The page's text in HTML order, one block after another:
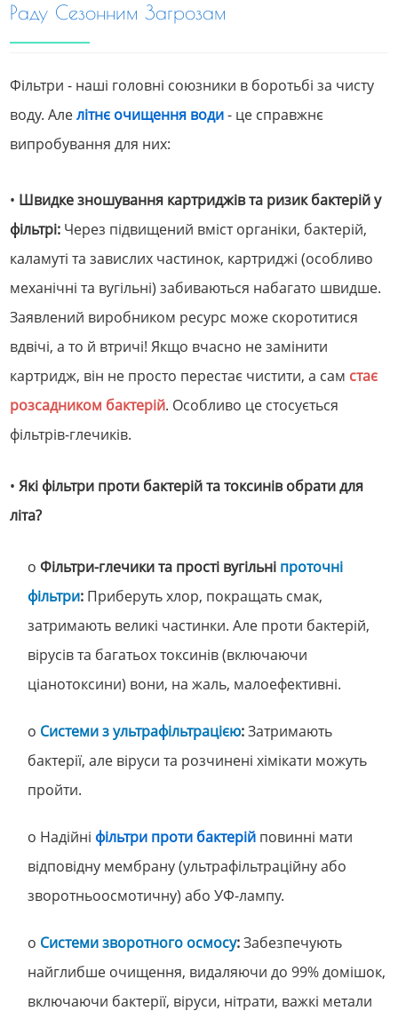
Раду Сезонним Загрозам
Фільтри - наші головні союзники в боротьбі за чисту
воду. Алелітнє очищення води- це справжнє
випробування для них:
• Швидке зношування картриджів та ризик бактерій у
фільтрі: Через підвищений вміст органіки, бактерій,
каламуті та завислих частинок, картриджі (особливо
механічні та вугільні) забиваються набагато швидше.
Заявлений виробником ресурс може скоротитися
вдвічі, а то й втричі! Якщо вчасно не замінити
картридж, він не просто перестає чистити, а сам стає
розсадником бактерій. Особливо це стосується
фільтрів-глечиків.
•Які фільтри проти бактерій та токсинів обрати для
літа?
oФільтри-глечики та прості вугільні проточні
фільтри: Приберуть хлор, покращать смак,
затримають великі частинки. Але проти бактерій,
вірусів та багатьох токсинів (включаючи
ціанотоксини) вони, на жаль, малоефективні.
o Системи з ультрафільтрацією:Затримають
бактерії, але віруси та розчинені хімікати можуть
пройти.
o Надійні фільтри проти бактерій повинні мати
відповідну мембрану (ультрафільтраційну або
зворотньоосмотичну) або УФ-лампу.
o Системи зворотного осмосу:Забезпечують
найглибше очищення, видаляючи до 99% домішок,
включаючи бактерії, віруси, нітрати, важкі метали